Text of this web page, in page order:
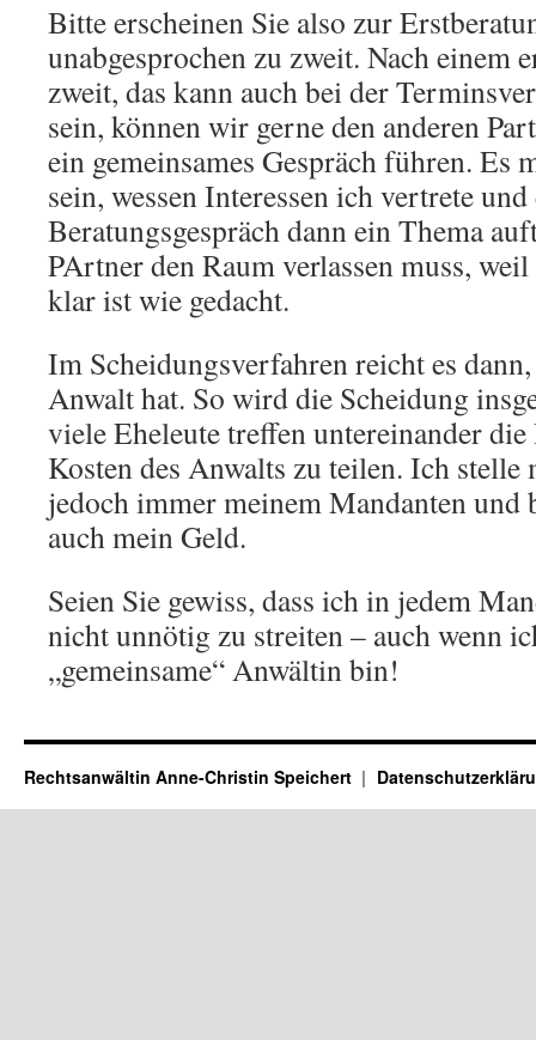
Bitte erscheinen Sie also zur
unabgesprochen zu zweit. Nach einem
zweit, das kann auch bei der
sein, können wir gerne den anderen
ein gemeinsames Gespräch führen. Es
sein, wessen Interessen ich vertrete
Beratungsgespräch dann ein Thema
PArtner den Raum verlassen muss,
klar ist wie gedacht.
Im Scheidungsverfahren reicht es
Anwalt hat. So wird die Scheidung
viele Eheleute treffen untereinander
Kosten des Anwalts zu teilen. Ich stelle
jedoch immer meinem Mandanten und
auch mein Geld.
Seien Sie gewiss, dass ich in jedem
nicht unnötig zu streiten – auch wenn
„gemeinsame“ Anwältin bin!
Rechtsanwältin Anne-Christin Speichert